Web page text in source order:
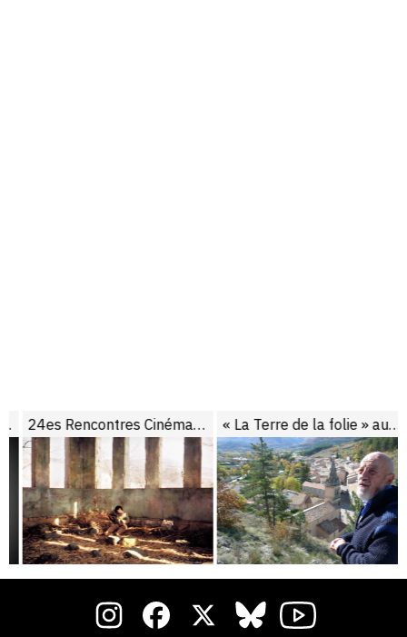
24es Rencontres Cinéma de Manosque : compte-rendu « La Terre de la folie » aux Rencontres Cinéma de Manosque